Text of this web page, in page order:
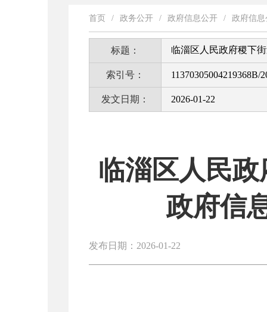
首页 / 政务公开 / 政府信息公开 / 政府信
标题： 临淄区人民政府稷下
索引号： 11370305004219368B/
发文日期： 2026-01-22
临淄区人民
政府信
发布日期：2026-01-22